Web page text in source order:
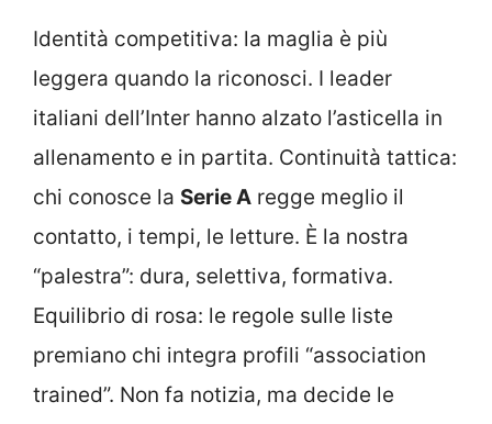
Identità competitiva: la maglia è più
leggera quando la riconosci. I leader
italiani dell’Inter hanno alzato l’asticella in
allenamento e in partita. Continuità tattica:
chi conosce la Serie A regge meglio il
contatto, i tempi, le letture. È la nostra
“palestra”: dura, selettiva, formativa.
Equilibrio di rosa: le regole sulle liste
premiano chi integra profili “association
trained”. Non fa notizia, ma decide le